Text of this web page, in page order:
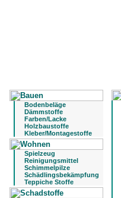
Bodenbeläge
Dämmstoffe
Farben/Lacke
Holzbaustoffe
Kleber/Montagestoffe
Spielzeug
Reinigungsmittel
Schimmelpilze
Schädlingsbekämpfung
Teppiche Stoffe